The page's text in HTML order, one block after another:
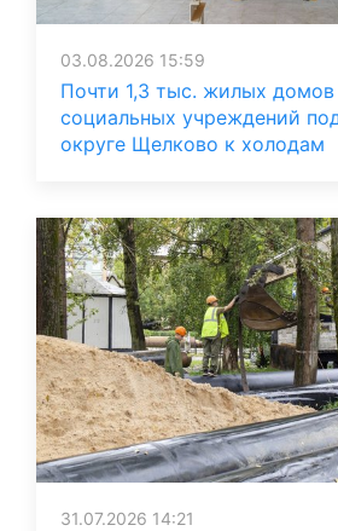
03.08.2026 15:59
Почти 1,3 тыс. жилых домов
социальных учреждений
округе Щелково к холодам
31.07.2026 14:21